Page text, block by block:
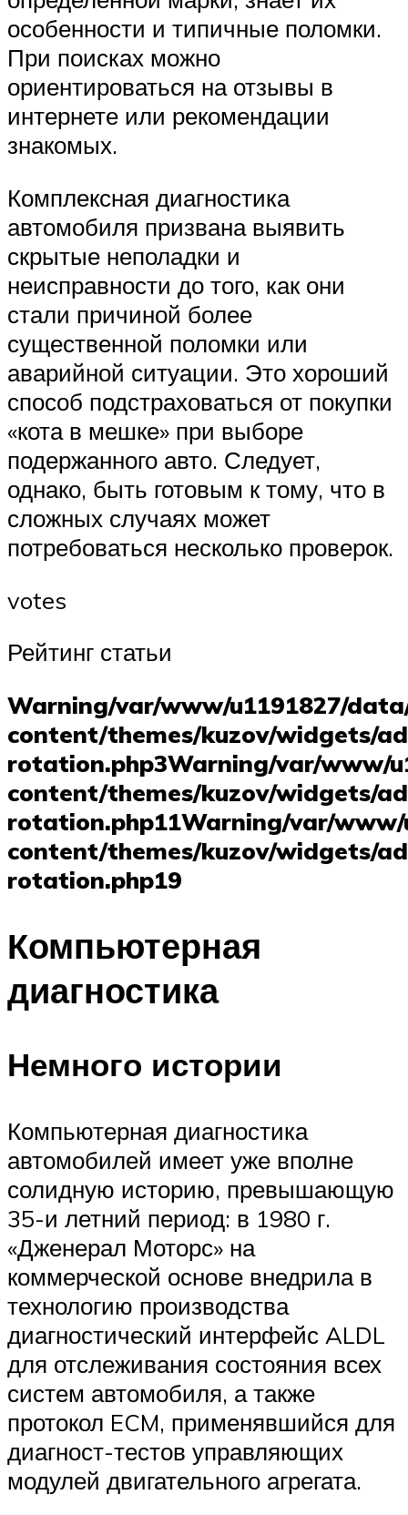
особенности и типичные поломки.
При поисках можно
ориентироваться на отзывы в
интернете или рекомендации
знакомых.
Комплексная диагностика
автомобиля призвана выявить
скрытые неполадки и
неисправности до того, как они
стали причиной более
существенной поломки или
аварийной ситуации. Это хороший
способ подстраховаться от покупки
«кота в мешке» при выборе
подержанного авто. Следует,
однако, быть готовым к тому, что в
сложных случаях может
потребоваться несколько проверок.
votes
Рейтинг статьи
Warning/var/www/u1191827/
content/themes/kuzov/widgets/
rotation.php3Warning/var/www/
content/themes/kuzov/widgets/
rotation.php11Warning/var/www/
content/themes/kuzov/widgets/
rotation.php19
Компьютерная
диагностика
Немного истории
Компьютерная диагностика
автомобилей имеет уже вполне
солидную историю, превышающую
35-и летний период: в 1980 г.
«Дженерал Моторс» на
коммерческой основе внедрила в
технологию производства
диагностический интерфейс ALDL
для отслеживания состояния всех
систем автомобиля, а также
протокол ECM, применявшийся для
диагност-тестов управляющих
модулей двигательного агрегата.